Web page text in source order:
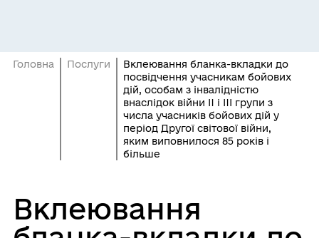
Головна Послуги
Вклеювання бланка-вкладки до
посвідчення учасникам бойових
дій, особам з інвалідністю
внаслідок війни II і III групи з
числа учасників бойових дій у
період Другої світової війни,
яким виповнилося 85 років і
більше
Вклеювання